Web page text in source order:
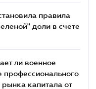
правила
доли в счете
ли военное
профессионального
рынка капитала от